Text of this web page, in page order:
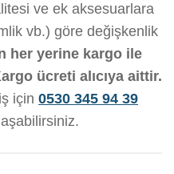
ve ek aksesuarlara
vb.) göre değişkenlik
her yerine kargo ile
ücreti alıcıya aittir.
için 0530 345 94 39